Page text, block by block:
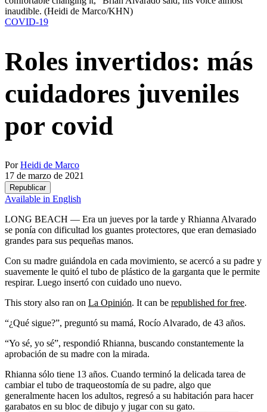
inaudible. (Heidi de Marco/KHN)
COVID-19
Roles invertidos: más
cuidadores juveniles
por covid
PorHeidi de Marco
17 de marzo de 2021
Republicar
Available in English
LONG BEACH — Era un jueves por la tarde y Rhianna Alvarado
se ponía con dificultad los guantes protectores, que eran demasiado
grandes para sus pequeñas manos.
Con su madre guiándola en cada movimiento, se acercó a su padre y
suavemente le quitó el tubo de plástico de la garganta que le permite
respirar. Luego insertó con cuidado uno nuevo.
This story also ran on La Opinión. It can be republished for free.
“¿Qué sigue?”, preguntó su mamá, Rocío Alvarado, de 43 años.
“Yo sé, yo sé”, respondió Rhianna, buscando constantemente la
aprobación de su madre con la mirada.
Rhianna sólo tiene 13 años. Cuando terminó la delicada tarea de
cambiar el tubo de traqueostomía de su padre, algo que
generalmente hacen los adultos, regresó a su habitación para hacer
garabatos en su bloc de dibujo y jugar con su gato.